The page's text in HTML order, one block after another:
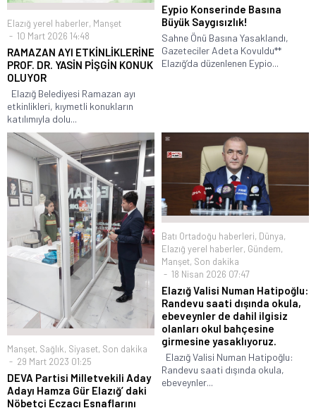
Elazığ yerel haberler, Manşet
10 Mart 2026 14:48
RAMAZAN AYI ETKİNLİKLERİNE
PROF. DR. YASİN PİŞGİN KONUK
OLUYOR
Elazığ Belediyesi Ramazan ayı
etkinlikleri, kıymetli konukların
katılımıyla dolu...
Eypio Konserinde Basına
Büyük Saygısızlık!
Sahne Önü Basına Yasaklandı,
Gazeteciler Adeta Kovuldu**
Elazığ’da düzenlenen Eypio...
Manşet, Sağlık, Siyaset, Son dakika
29 Mart 2023 01:25
DEVA Partisi Milletvekili Aday
Adayı Hamza Gür Elazığ’ daki
Nöbetçi Eczacı Esnaflarını
Batı Ortadoğu haberleri, Dünya,
Elazığ yerel haberler, Gündem,
Manşet, Son dakika
18 Nisan 2026 07:47
Elazığ Valisi Numan Hatipoğlu:
Randevu saati dışında okula,
ebeveynler de dahil ilgisiz
olanları okul bahçesine
girmesine yasaklıyoruz.
Elazığ Valisi Numan Hatipoğlu:
Randevu saati dışında okula,
ebeveynler...